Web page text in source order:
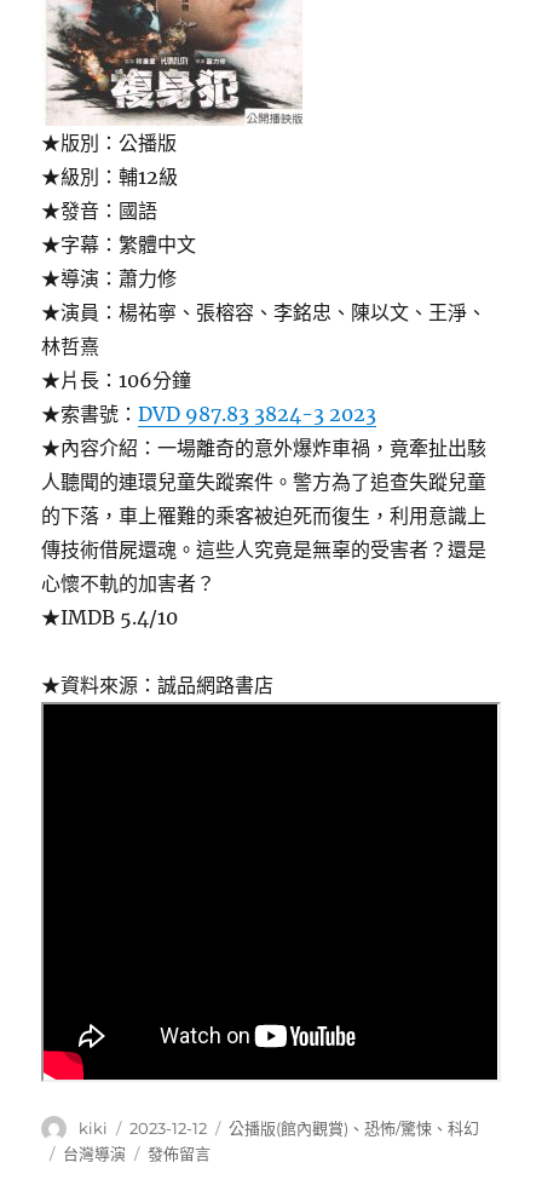
★版別：公播版
★級別：輔12級
★發音：國語
★字幕：繁體中文
★導演：蕭力修
★演員：楊祐寧、張榕容、李銘忠、陳以文、王淨、
林哲熹
★片長：106分鐘
★索書號：DVD 987.83 3824-3 2023
★內容介紹：一場離奇的意外爆炸車禍，竟牽扯出駭
人聽聞的連環兒童失蹤案件。警方為了追查失蹤兒童
的下落，車上罹難的乘客被迫死而復生，利用意識上
傳技術借屍還魂。這些人究竟是無辜的受害者？還是
心懷不軌的加害者？
★IMDB 5.4/10
★資料來源：誠品網路書店
作
者
kiki
發
佈
2023-12-12
分
公播版(館內觀賞) 、恐怖/驚悚 、科幻
標
台灣導演
在
發佈留言